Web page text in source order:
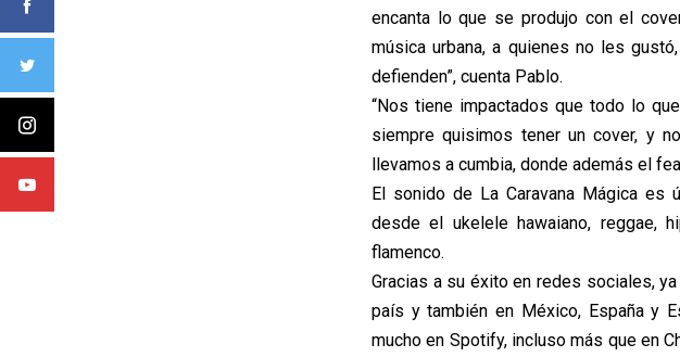
encanta lo que se produjo con el
música urbana, a quienes no les
defienden”, cuenta Pablo.
“Nos tiene impactados que todo lo
siempre quisimos tener un cover, y
llevamos a cumbia, donde además el
El sonido de La Caravana Mágica es
desde el ukelele hawaiano, reggae,
flamenco.
Gracias a su éxito en redes sociales,
país y también en México, España y
mucho en Spotify, incluso más que en